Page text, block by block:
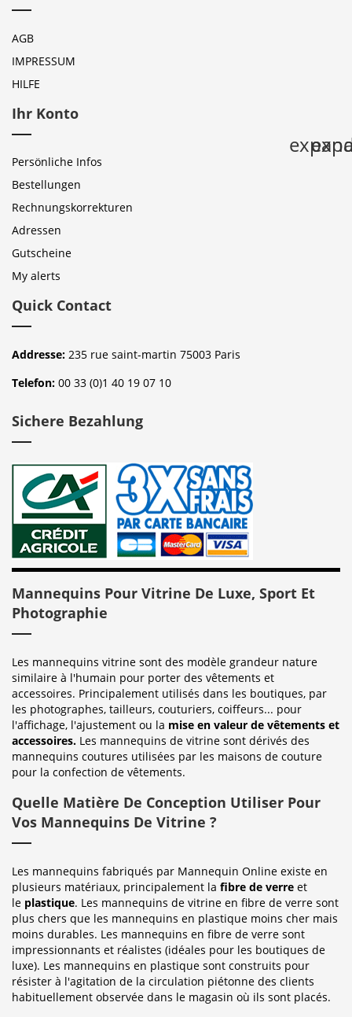
AGB
IMPRESSUM
HILFE
Ihr Konto
Persönliche Infos
Bestellungen
Rechnungskorrekturen
Adressen
Gutscheine
My alerts
Quick Contact
Addresse: 235 rue saint-martin 75003 Paris
Telefon: 00 33 (0)1 40 19 07 10
Sichere Bezahlung
Mannequins Pour Vitrine De Luxe, Sport Et
Photographie
Les mannequins vitrine sont des modèle grandeur nature
similaire à l'humain pour porter des vêtements et
accessoires. Principalement utilisés dans les boutiques, par
les photographes, tailleurs, couturiers, coiffeurs... pour
l'affichage, l'ajustement ou la mise en valeur de vêtements et
accessoires. Les mannequins de vitrine sont dérivés des
mannequins coutures utilisées par les maisons de couture
pour la confection de vêtements.
Quelle Matière De Conception Utiliser Pour
Vos Mannequins De Vitrine ?
Les mannequins fabriqués par Mannequin Online existe en
plusieurs matériaux, principalement la fibre de verre et
le plastique. Les mannequins de vitrine en fibre de verre sont
plus chers que les mannequins en plastique moins cher mais
moins durables. Les mannequins en fibre de verre sont
impressionnants et réalistes (idéales pour les boutiques de
luxe). Les mannequins en plastique sont construits pour
résister à l'agitation de la circulation piétonne des clients
habituellement observée dans le magasin où ils sont placés.